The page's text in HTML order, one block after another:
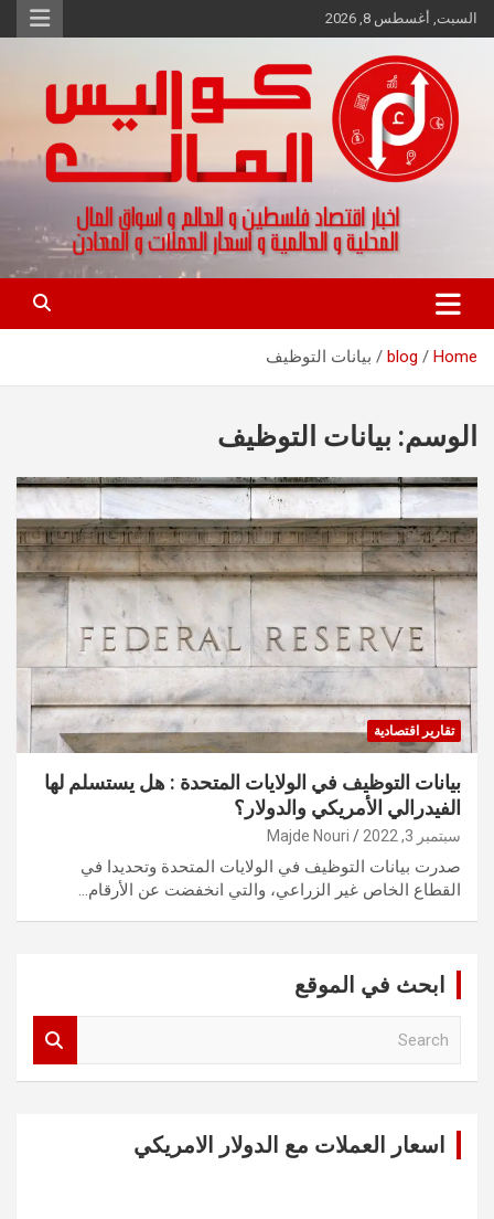
Skip
to
السبت, أغسطس 8, 2026
كواليس المال
اخبار اقتصاد فلسطين و العالم و تقارير اسواق المال و العملات
Home
blog بيانات التوظيف
الوسم: بيانات التوظيف
تقارير اقتصادية
بيانات التوظيف في الولايات المتحدة : هل يستسلم لها
الفيدرالي الأمريكي والدولار؟
سبتمبر 3, 2022 Majde Nouri
صدرت بيانات التوظيف في الولايات المتحدة وتحديدا في
القطاع الخاص غير الزراعي، والتي انخفضت عن الأرقام…
ابحث في الموقع
اسعار العملات مع الدولار الامريكي